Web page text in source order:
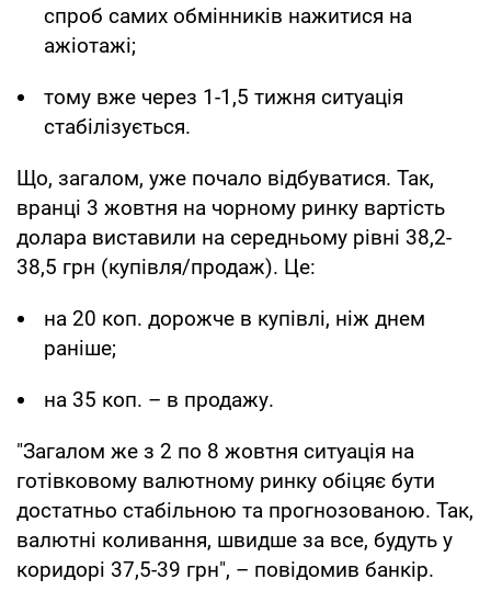
спроб самих обмінників нажитися на
ажіотажі;
тому вже через 1-1,5 тижня ситуація
стабілізується.
Що, загалом, уже почало відбуватися. Так,
вранці 3 жовтня на чорному ринку вартість
долара виставили на середньому рівні 38,2-
38,5 грн (купівля/продаж). Це:
на 20 коп. дорожче в купівлі, ніж днем
раніше;
на 35 коп. – в продажу.
"Загалом же з 2 по 8 жовтня ситуація на
готівковому валютному ринку обіцяє бути
достатньо стабільною та прогнозованою. Так,
валютні коливання, швидше за все, будуть у
коридорі 37,5-39 грн", – повідомив банкір.